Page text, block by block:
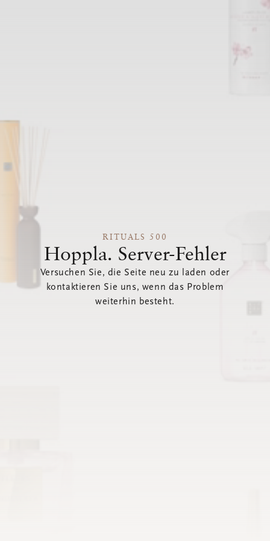
RITUALS 500
Hoppla. Server-Fehler
Versuchen Sie, die Seite neu zu laden oder
kontaktieren Sie uns, wenn das Problem
weiterhin besteht.